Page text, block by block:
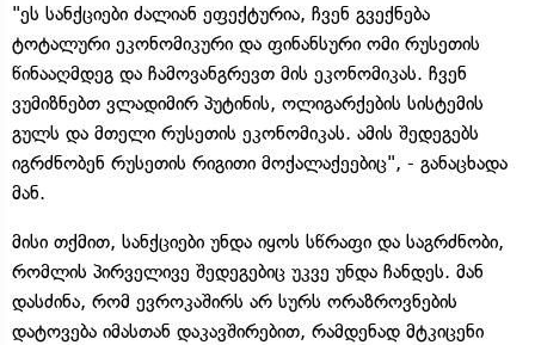
"ეს სანქციები ძალიან ეფექტურია, ჩვენ გვექნება
ტოტალური ეკონომიკური და ფინანსური ომი რუსეთის
წინააღმდეგ და ჩამოვანგრევთ მის ეკონომიკას. ჩვენ
ვუმიზნებთ ვლადიმირ პუტინის, ოლიგარქების სისტემის
გულს და მთელი რუსეთის ეკონომიკას. ამის შედეგებს
იგრძნობენ რუსეთის რიგითი მოქალაქეებიც", - განაცხადა
მან.
მისი თქმით, სანქციები უნდა იყოს სწრაფი და საგრძნობი,
რომლის პირველივე შედეგებიც უკვე უნდა ჩანდეს. მან
დასძინა, რომ ევროკაშირს არ სურს ორაზროვნების
დატოვება იმასთან დაკავშირებით, რამდენად მტკიცენი